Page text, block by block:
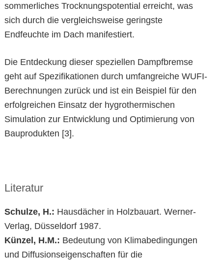
sommerliches Trocknungspotential erreicht, was
sich durch die vergleichsweise geringste
Endfeuchte im Dach manifestiert.
Die Entdeckung dieser speziellen Dampfbremse
geht auf Spezifikationen durch umfangreiche WUFI-
Berechnungen zurück und ist ein Beispiel für den
erfolgreichen Einsatz der hygrothermischen
Simulation zur Entwicklung und Optimierung von
Bauprodukten [3].
Literatur
Schulze, H.: Hausdächer in Holzbauart. Werner-
Verlag, Düsseldorf 1987.
Künzel, H.M.: Bedeutung von Klimabedingungen
und Diffusionseigenschaften für die